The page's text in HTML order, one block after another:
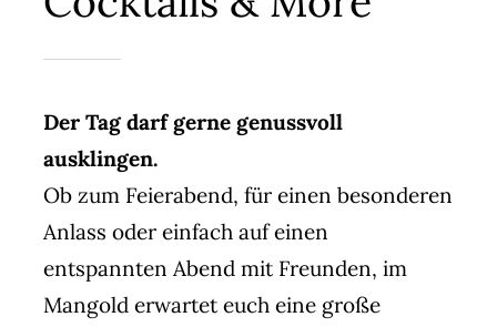
Der Tag darf gerne genussvoll
ausklingen.
Ob zum Feierabend, für einen besonderen
Anlass oder einfach auf einen
entspannten Abend mit Freunden, im
Mangold erwartet euch eine große